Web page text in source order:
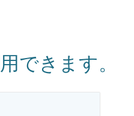
できます。